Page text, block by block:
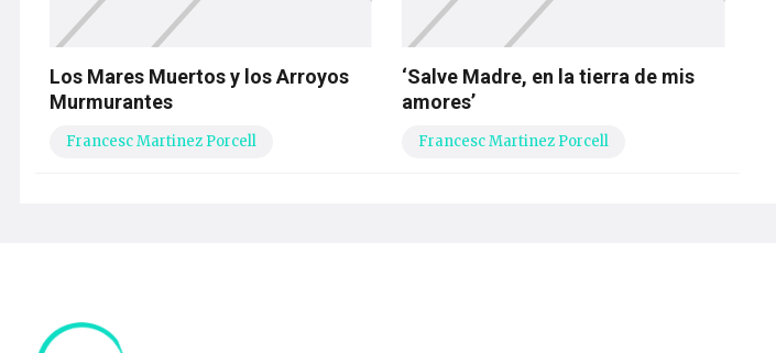
Los Mares Muertos y los Arroyos
Murmurantes
Francesc Martinez Porcell
‘Salve Madre, en la tierra de mis
amores’
Francesc Martinez Porcell